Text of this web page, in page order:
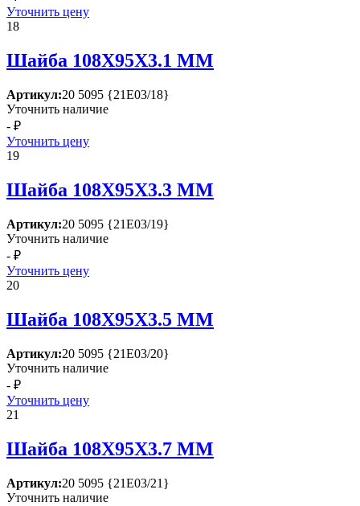
Уточнить цену
18
Шайба 108Х95Х3.1 ММ
Артикул:20 5095 {21Е03/18}
Уточнить наличие
- ₽
Уточнить цену
19
Шайба 108Х95Х3.3 ММ
Артикул:20 5095 {21Е03/19}
Уточнить наличие
- ₽
Уточнить цену
20
Шайба 108Х95Х3.5 ММ
Артикул:20 5095 {21Е03/20}
Уточнить наличие
- ₽
Уточнить цену
21
Шайба 108Х95Х3.7 ММ
Артикул:20 5095 {21Е03/21}
Уточнить наличие